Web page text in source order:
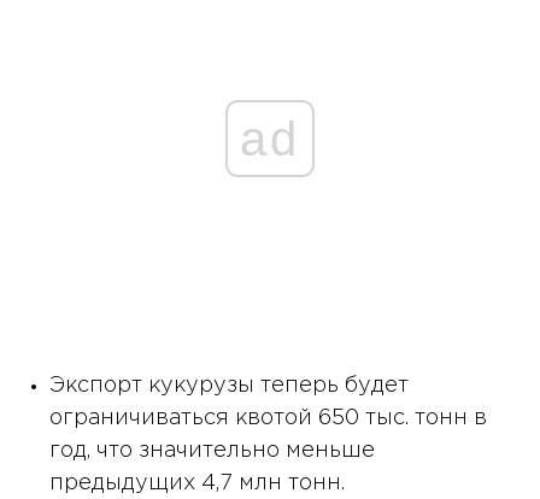
ad
Экспорт кукурузы теперь будет
ограничиваться квотой 650 тыс. тонн в
год, что значительно меньше
предыдущих 4,7 млн ​​тонн.